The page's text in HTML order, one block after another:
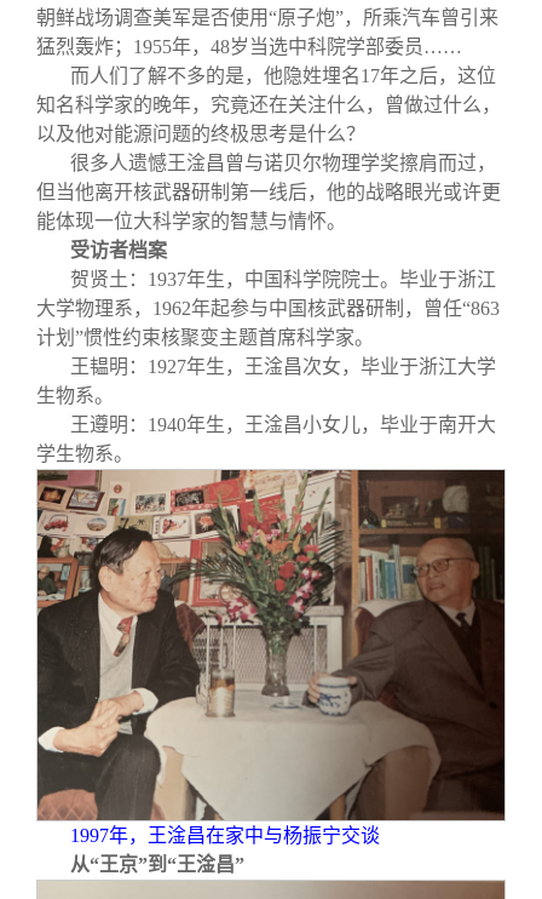
朝鲜战场调查美军是否使用“原子炮”，所乘汽车曾引来
猛烈轰炸；1955年，48岁当选中科院学部委员……
而人们了解不多的是，他隐姓埋名17年之后，这位
知名科学家的晚年，究竟还在关注什么，曾做过什么，
以及他对能源问题的终极思考是什么？
很多人遗憾王淦昌曾与诺贝尔物理学奖擦肩而过，
但当他离开核武器研制第一线后，他的战略眼光或许更
能体现一位大科学家的智慧与情怀。
受访者档案
贺贤土：1937年生，中国科学院院士。毕业于浙江
大学物理系，1962年起参与中国核武器研制，曾任“863
计划”惯性约束核聚变主题首席科学家。
王韫明：1927年生，王淦昌次女，毕业于浙江大学
生物系。
王遵明：1940年生，王淦昌小女儿，毕业于南开大
学生物系。
1997年，王淦昌在家中与杨振宁交谈
从“王京”到“王淦昌”